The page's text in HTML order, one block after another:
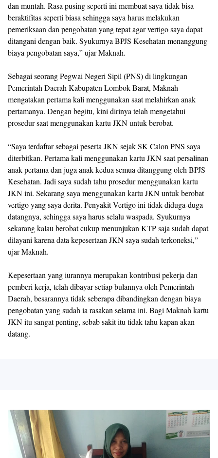
dan muntah. Rasa pusing seperti ini membuat saya tidak bisa
beraktifitas seperti biasa sehingga saya harus melakukan
pemeriksaan dan pengobatan yang tepat agar vertigo saya dapat
ditangani dengan baik. Syukurnya BPJS Kesehatan menanggung
biaya pengobatan saya,” ujar Maknah.
Sebagai seorang Pegwai Negeri Sipil (PNS) di lingkungan
Pemerintah Daerah Kabupaten Lombok Barat, Maknah
mengatakan pertama kali menggunakan saat melahirkan anak
pertamanya. Dengan begitu, kini dirinya telah mengetahui
prosedur saat menggunakan kartu JKN untuk berobat.
“Saya terdaftar sebagai peserta JKN sejak SK Calon PNS saya
diterbitkan. Pertama kali menggunakan kartu JKN saat persalinan
anak pertama dan juga anak kedua semua ditanggung oleh BPJS
Kesehatan. Jadi saya sudah tahu prosedur menggunakan kartu
JKN ini. Sekarang saya menggunakan kartu JKN untuk berobat
vertigo yang saya derita. Penyakit Vertigo ini tidak diduga-duga
datangnya, sehingga saya harus selalu waspada. Syukurnya
sekarang kalau berobat cukup menunjukan KTP saja sudah dapat
dilayani karena data kepesertaan JKN saya sudah terkoneksi,”
ujar Maknah.
Kepesertaan yang iurannya merupakan kontribusi pekerja dan
pemberi kerja, telah dibayar setiap bulannya oleh Pemerintah
Daerah, besarannya tidak seberapa dibandingkan dengan biaya
pengobatan yang sudah ia rasakan selama ini. Bagi Maknah kartu
JKN itu sangat penting, sebab sakit itu tidak tahu kapan akan
datang.